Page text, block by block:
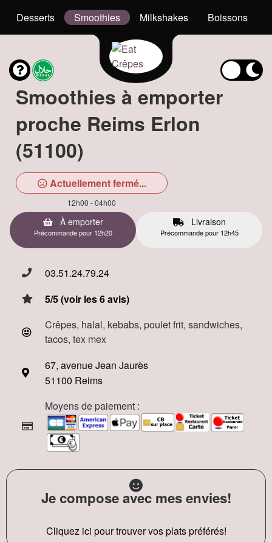
Desserts Smoothies Milkshakes Boissons
Smoothies à emporter
proche Reims Erlon
(51100)
Actuellement fermé...
12h00 - 04h00
À emporter
Précommande pour 12h20
Livraison
Précommande pour 12h45
03.51.24.79.24
5/5 (voir les 6 avis)
Crêpes, halal, kebabs, poulet frit, sandwiches,
tacos, tex mex
67, avenue Jean Jaurès
51100 Reims
Moyens de paiement :
Je compose avec mes envies!
Cliquez ici pour trouver vos plats préférés!